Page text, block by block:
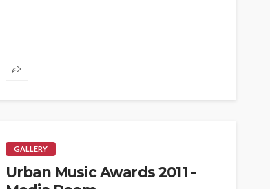
GALLERY
Urban Music Awards 2011 -